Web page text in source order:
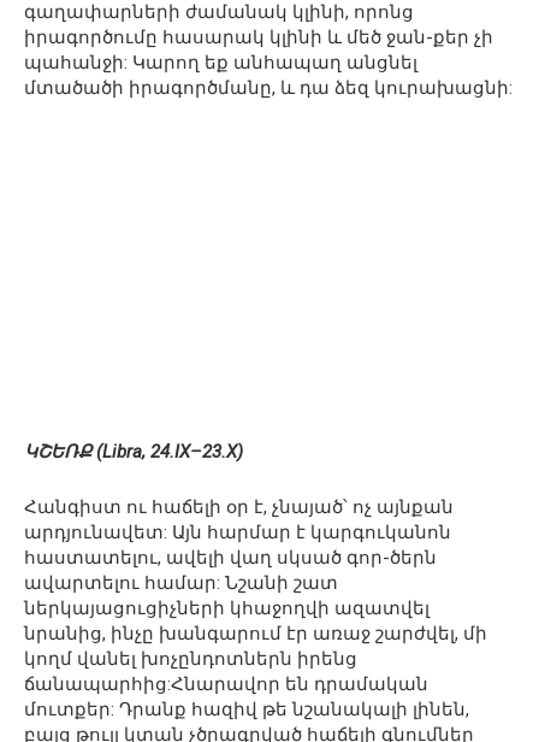
գաղափարների ժամանակ կլինի, որոնց
իրագործումը հասարակ կլինի և մեծ ջան-քեր չի
պահանջի: Կարող եք անհապաղ անցնել
մտածածի իրագործմանը, և դա ձեզ կուրախացնի:
ԿՇԵՌՔ (Libra, 24.IX–23.X)
Հանգիստ ու հաճելի օր է, չնայած՝ ոչ այնքան
արդյունավետ: Այն հարմար է կարգուկանոն
հաստատելու, ավելի վաղ սկսած գոր-ծերն
ավարտելու համար: Նշանի շատ
ներկայացուցիչների կհաջողվի ազատվել
նրանից, ինչը խանգարում էր առաջ շարժվել, մի
կողմ վանել խոչընդոտներն իրենց
ճանապարհից:Հնարավոր են դրամական
մուտքեր: Դրանք հազիվ թե նշանակալի լինեն,
բայց թույլ կտան չծրագրված հաճելի գնումներ